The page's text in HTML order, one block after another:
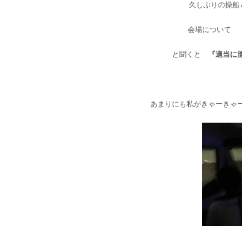
久しぶりの操
会場について
と聞くと 『適当
あまりにも私がきゃーきゃ